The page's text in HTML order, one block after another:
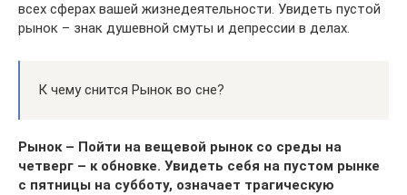
всех сферах вашей жизнедеятельности. Увидеть пустой
рынок – знак душевной смуты и депрессии в делах.
К чему снится Рынок во сне?
Рынок – Пойти на вещевой рынок со среды на
четверг – к обновке. Увидеть себя на пустом рынке
с пятницы на субботу, означает трагическую